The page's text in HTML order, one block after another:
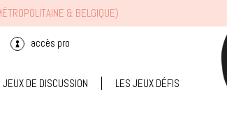
& BELGIQUE)
accès pro
JEUX DE DISCUSSION LES JEUX DÉFIS